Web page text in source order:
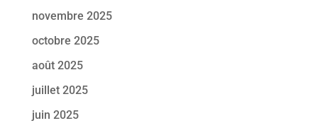
novembre 2025
octobre 2025
août 2025
juillet 2025
juin 2025